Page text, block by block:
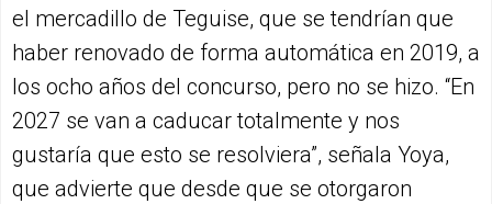
el mercadillo de Teguise, que se tendrían que
haber renovado de forma automática en 2019, a
los ocho años del concurso, pero no se hizo. “En
2027 se van a caducar totalmente y nos
gustaría que esto se resolviera”, señala Yoya,
que advierte que desde que se otorgaron